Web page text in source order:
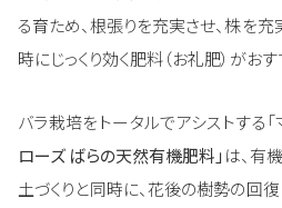
る育ため、根張りを充実させ、株を充
時にじっくり効く肥料（お礼肥）がおす
バラ栽培をトータルでアシストする
ローズ ばらの天然有機肥料」 は、有
土づくりと同時に、花後の樹勢の回